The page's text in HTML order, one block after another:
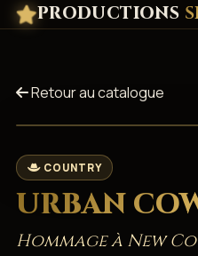
PRODUCTIONS
Retour au catalogue
COUNTRY
URBAN
Hommage à New